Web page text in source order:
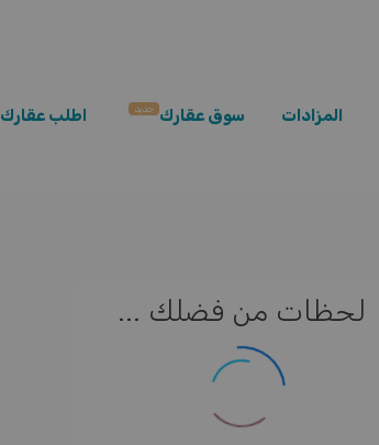
المزادات سوق عقارك جديد اطلب عقارك
لحظات من فضلك ...